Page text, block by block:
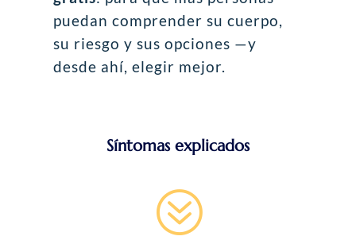
puedan comprender su cuerpo,
su riesgo y sus opciones —y
desde ahí, elegir mejor.
Síntomas explicados
?